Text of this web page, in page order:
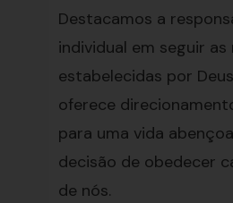
Destacamos a
individual em seguir as
estabelecidas por
oferece
para uma vida
decisão de obedecer
de nós.